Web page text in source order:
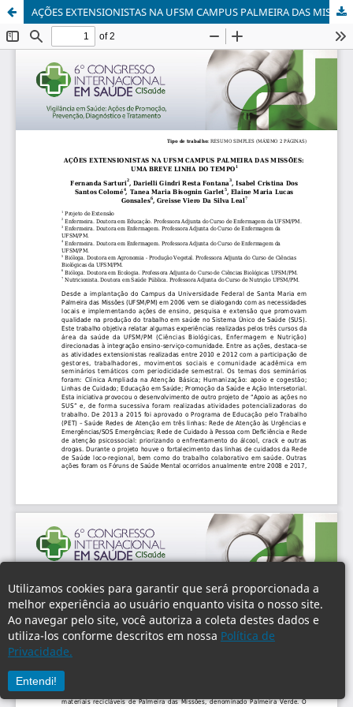
Utilizamos cookies para garantir que será proporcionada a
melhor experiência ao usuário enquanto visita o nosso site.
Ao navegar pelo site, você autoriza a coleta destes dados e
utiliza-los conforme descritos em nossa Política de
Privacidade.
Entendi!
AÇÕES EXTENSIONISTAS NA UFSM CAMPUS PALMEIRA DAS MISSÕES: UMA BREVE LINHA DO TEMPO1